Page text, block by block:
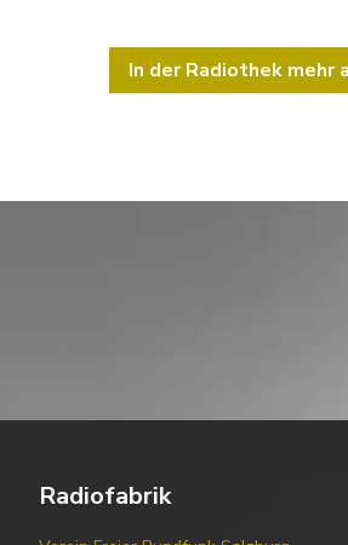
In der Radiothek mehr
Radiofabrik